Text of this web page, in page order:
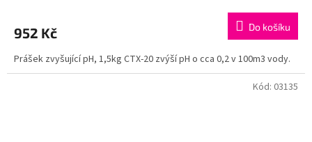
952 Kč Do košíku
Prášek zvyšující pH, 1,5kg CTX-20 zvýší pH o cca 0,2 v 100m3 vody.
Kód: 03135